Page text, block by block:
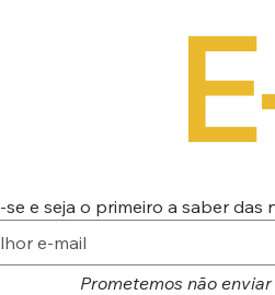
se e seja o primeiro a saber
Prometemos não